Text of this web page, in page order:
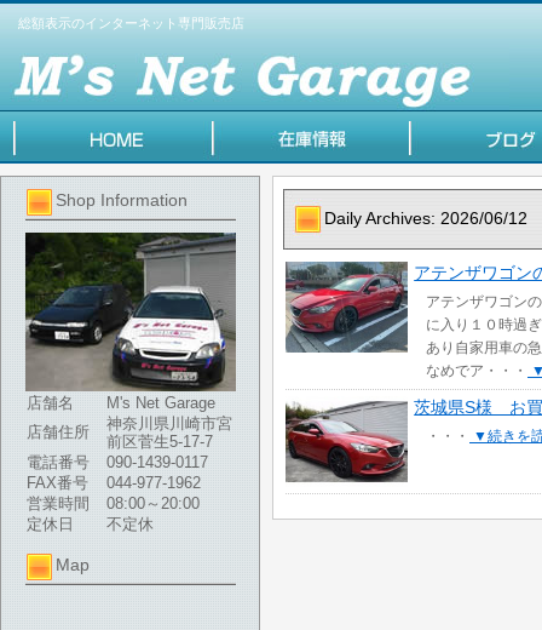
総額表示のインターネット専門販売店
Shop Information
店舗名
M's Net Garage
店舗住所
神奈川県川崎市宮
前区菅生5-17-7
電話番号
090-1439-0117
FAX番号
044-977-1962
営業時間
08:00～20:00
定休日
不定休
Map
Daily Archives: 2026/06/12
アテンザワゴン
アテンザワゴン
に入り１０時過
あり自家用車の
なめでア・・・
茨城県S様 お買
・・・ ▼続きを